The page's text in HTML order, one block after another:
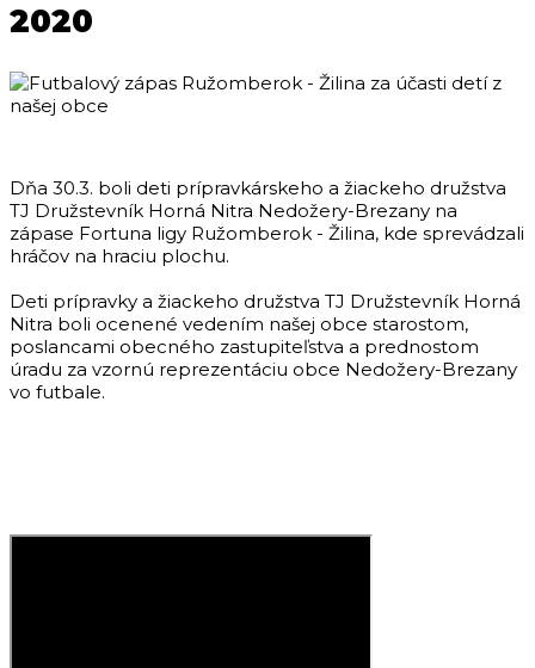
2020
Dňa 30.3. boli deti prípravkárskeho a žiackeho družstva
TJ Družstevník Horná Nitra Nedožery-Brezany na
zápase Fortuna ligy Ružomberok - Žilina, kde sprevádzali
hráčov na hraciu plochu.
Deti prípravky a žiackeho družstva TJ Družstevník Horná
Nitra boli ocenené vedením našej obce starostom,
poslancami obecného zastupiteľstva a prednostom
úradu za vzornú reprezentáciu obce Nedožery-Brezany
vo futbale.